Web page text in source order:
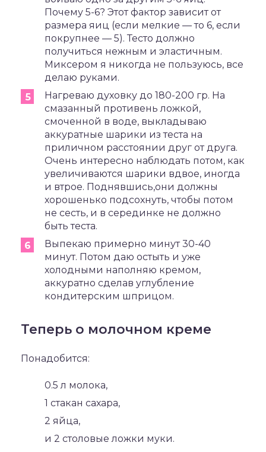
Почему 5-6? Этот фактор зависит от
размера яиц (если мелкие — то 6, если
покрупнее — 5). Тесто должно
получиться нежным и эластичным.
Миксером я никогда не пользуюсь, все
делаю руками.
Нагреваю духовку до 180-200 гр. На
смазанный противень ложкой,
смоченной в воде, выкладываю
аккуратные шарики из теста на
приличном расстоянии друг от друга.
Очень интересно наблюдать потом, как
увеличиваются шарики вдвое, иногда
и втрое. Поднявшись,они должны
хорошенько подсохнуть, чтобы потом
не сесть, и в серединке не должно
быть теста.
Выпекаю примерно минут 30-40
минут. Потом даю остыть и уже
холодными наполняю кремом,
аккуратно сделав углубление
кондитерским шприцом.
Теперь о молочном креме
Понадобится:
0.5 л молока,
1 стакан сахара,
2 яйца,
и 2 столовые ложки муки.